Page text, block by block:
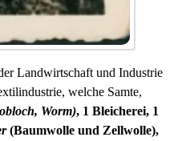
Landwirtschaft und Industrie
welche Samte,
Worm), 1 Bleicherei, 1
(Baumwolle und Zellwolle),